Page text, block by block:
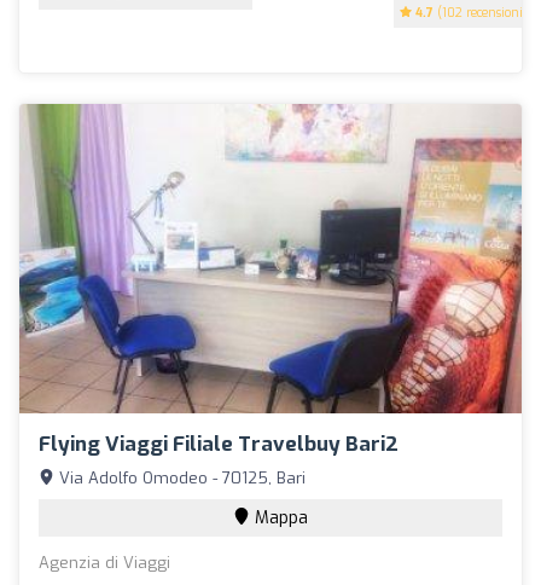
4.7 (102 recensioni)
Flying Viaggi Filiale Travelbuy Bari2
Via Adolfo Omodeo - 70125, Bari
Mappa
Agenzia di Viaggi